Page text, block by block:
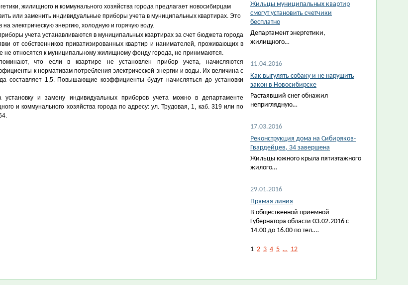
жилищного и коммунального хозяйства города предлагает новосибирцам
или заменить индивидуальные приборы учета в муниципальных квартирах. Это
на электрическую энергию, холодную и горячую воду.
учета устанавливаются в муниципальных квартирах за счет бюджета города
от собственников приватизированных квартир и нанимателей, проживающих в
не относятся к муниципальному жилищному фонду города, не принимаются.
что если в квартире не установлен прибор учета, начисляются
к нормативам потребления электрической энергии и воды. Их величина с
составляет 1,5. Повышающие коэффициенты будут начисляться до установки
установку и замену индивидуальных приборов учета можно в департаменте
и коммунального хозяйства города по адресу: ул. Трудовая, 1, каб. 319 или по
Жильцы муниципальных квартир
смогут установить счетчики
бесплатно
Департамент энергетики,
жилищного…
11.04.2016
Как выгулять собаку и не нарушить
закон в Новосибирске
Растаявший снег обнажил
неприглядную…
17.03.2016
Реконструкция дома на Сибиряков-
Гвардейцев, 34 завершена
Жильцы южного крыла пятиэтажного
жилого…
29.01.2016
Прямая линия
В общественной приёмной ​
Губернатора области 03.02.2016 с
14.00 до 16.00 по тел.…
1 2 3 4 5 … 12